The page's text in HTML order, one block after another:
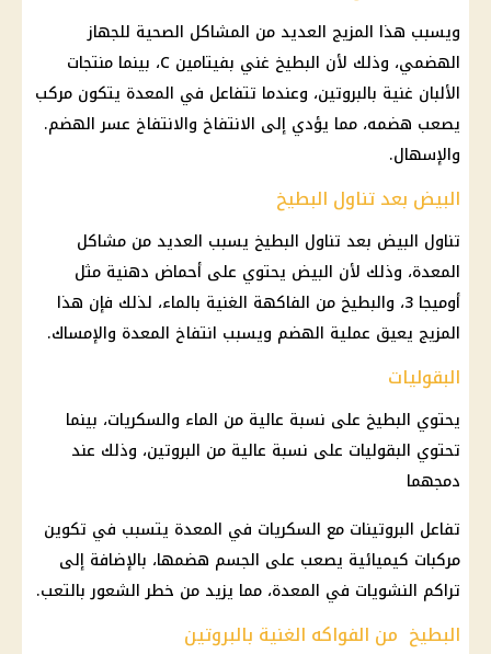
ويسبب هذا المزيج العديد من المشاكل الصحية للجهاز
الهضمي، وذلك لأن البطيخ غني بفيتامين C، بينما منتجات
الألبان غنية بالبروتين، وعندما تتفاعل في المعدة يتكون مركب
يصعب هضمه، مما يؤدي إلى الانتفاخ والانتفاخ عسر الهضم.
والإسهال.
البيض بعد تناول البطيخ
تناول البيض بعد تناول البطيخ يسبب العديد من مشاكل
المعدة، وذلك لأن البيض يحتوي على أحماض دهنية مثل
أوميجا 3، والبطيخ من الفاكهة الغنية بالماء، لذلك فإن هذا
المزيج يعيق عملية الهضم ويسبب انتفاخ المعدة والإمساك.
البقوليات
يحتوي البطيخ على نسبة عالية من الماء والسكريات، بينما
تحتوي البقوليات على نسبة عالية من البروتين، وذلك عند
دمجهما
تفاعل البروتينات مع السكريات في المعدة يتسبب في تكوين
مركبات كيميائية يصعب على الجسم هضمها، بالإضافة إلى
تراكم النشويات في المعدة، مما يزيد من خطر الشعور بالتعب.
البطيخ من الفواكه الغنية بالبروتين